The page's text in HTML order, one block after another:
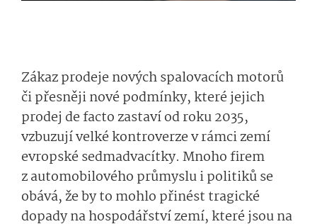
Zákaz prodeje nových spalovacích motorů
či přesněji nové podmínky, které jejich
prodej de facto zastaví od roku 2035,
vzbuzují velké kontroverze v rámci zemí
evropské sedmadvacítky. Mnoho firem
z automobilového průmyslu i politiků se
obává, že by to mohlo přinést tragické
dopady na hospodářství zemí, které jsou na